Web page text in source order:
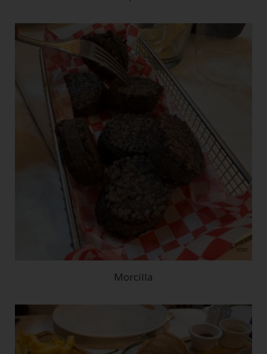
Morcilla